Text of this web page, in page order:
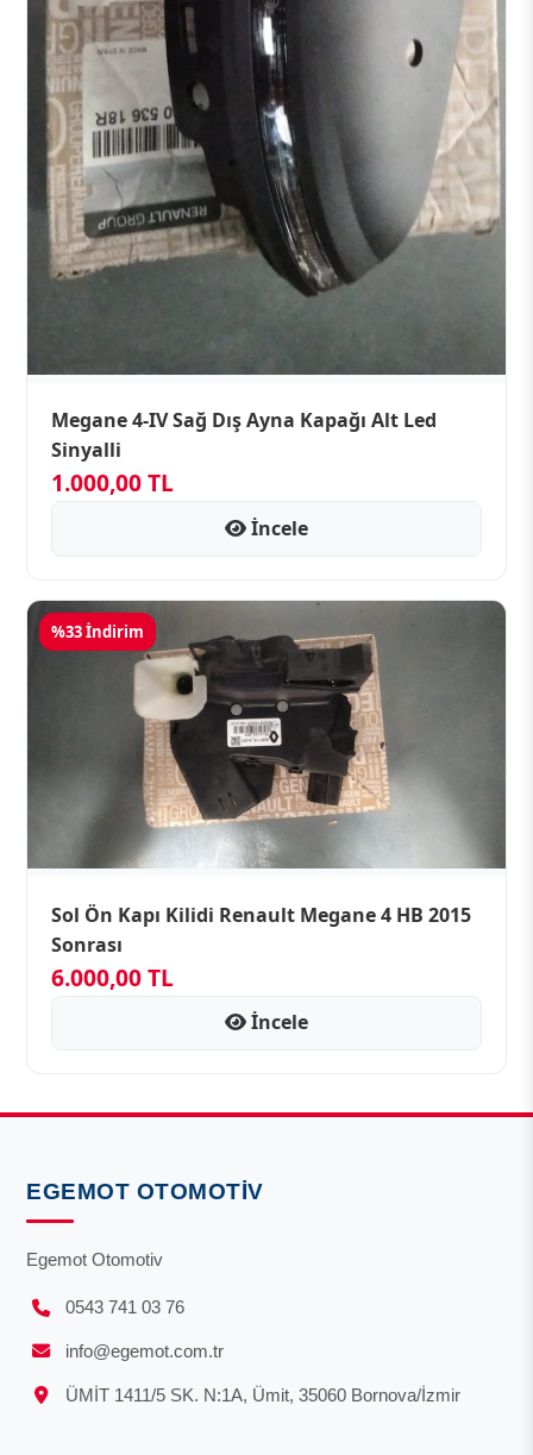
Megane 4-IV Sağ Dış Ayna Kapağı Alt Led
Sinyalli
1.000,00 TL
İncele
%33 İndirim
Sol Ön Kapı Kilidi Renault Megane 4 HB 2015
Sonrası
6.000,00 TL
İncele
EGEMOT OTOMOTIV
Egemot Otomotiv
0543 741 03 76
info@egemot.com.tr
ÜMİT 1411/5 SK. N:1A, Ümit, 35060 Bornova/İzmir